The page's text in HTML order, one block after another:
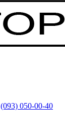
(093) 050-00-40